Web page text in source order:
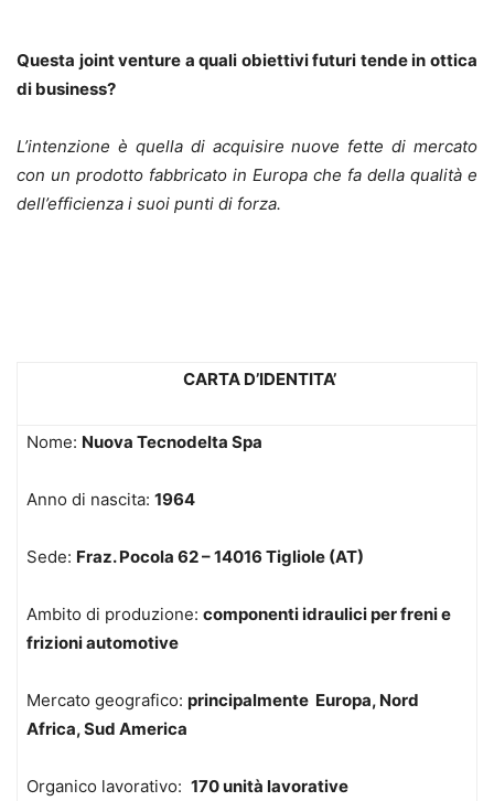
Questa joint venture a quali obiettivi futuri tende in ottica
di business?
L’intenzione è quella di acquisire nuove fette di mercato
con un prodotto fabbricato in Europa che fa della qualità e
dell’efficienza i suoi punti di forza.
CARTA D’IDENTITA’
Nome: Nuova Tecnodelta Spa
Anno di nascita: 1964
Sede: Fraz. Pocola 62 – 14016 Tigliole (AT)
Ambito di produzione: componenti idraulici per freni e
frizioni automotive
Mercato geografico: principalmente Europa, Nord
Africa, Sud America
Organico lavorativo: 170 unità lavorative